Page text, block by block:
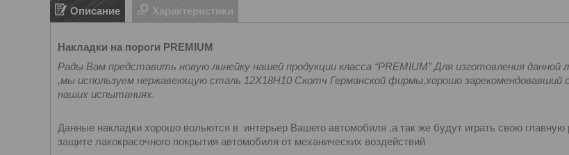
Описание Характеристики
Накладки на пороги PREMIUM
Рады Вам представить новую линейку нашей продукции класса “PREMIUM” Для изготовления данной
,мы используем нержавеющую сталь 12Х18H10 Скотч Германской фирмы,хорошо зарекомендовавший
наших испытаниях.
Данные накладки хорошо вольются в интерьер Вашего автомобиля ,а так же будут играть свою главную
защите лакокрасочного покрытия автомобиля от механических воздействий